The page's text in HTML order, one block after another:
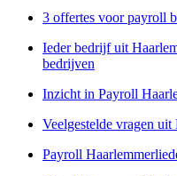
3 offertes voor payroll
Ieder bedrijf uit
bedrijven
Inzicht in Payroll
Veelgestelde vragen
Payroll